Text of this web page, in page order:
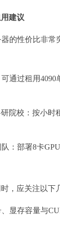
建议
的性价比非常
通过租用4090
院校：按小时
：部署8卡
，应关注以下
、显存容量与